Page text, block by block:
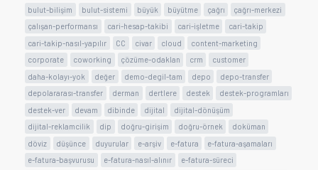
bulut-bilişim
bulut-sistemi büyük büyütme çağrı
çağrı-merkezi
çalışan-performansı
cari-hesap-takibi cari-işletme
cari-takip
cari-takip-nasıl-yapılır
CC civar cloud
content-marketing
corporate
coworking çözüme-odaklan crm
customer
daha-kolayı-yok
değer demo-degil-tam depo
depo-transfer
depolararası-transfer
derman dertlere destek
destek-programları
destek-ver
devam dibinde dijital
dijital-dönüşüm
dijital-reklamcilik
dip doğru-girişim doğru-örnek
doküman
döviz
düşünce duyurular e-arşiv e-fatura
e-fatura-aşamaları
e-fatura-başvurusu
e-fatura-nasıl-alınır
e-fatura-süreci